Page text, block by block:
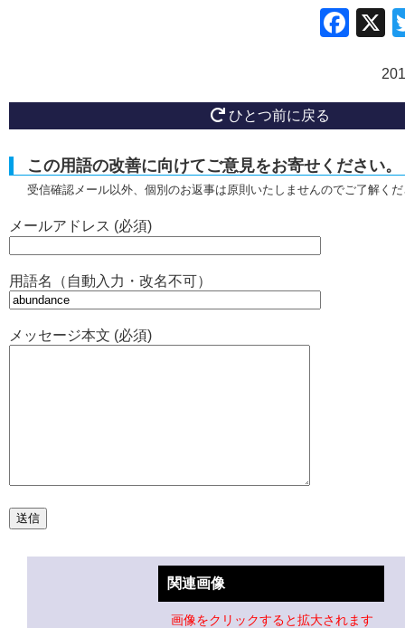
ひとつ前に戻る
この用語の改善に向けてご意見をお寄せください。
受信確認メール以外、個別のお返事は原則いたしませんのでご了解く
メールアドレス (必須)
用語名（自動入力・改名不可）
メッセージ本文 (必須)
関連画像
画像をクリックすると拡大されます